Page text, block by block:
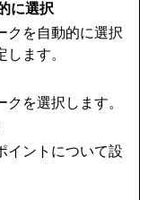
に選択
クを自動的に選択
ます。
を選択します。
イントについて設